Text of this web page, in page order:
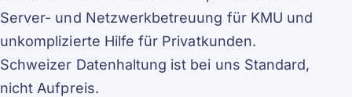
Server- und Netzwerkbetreuung für KMU und
unkomplizierte Hilfe für Privatkunden.
Schweizer Datenhaltung ist bei uns Standard,
nicht Aufpreis.